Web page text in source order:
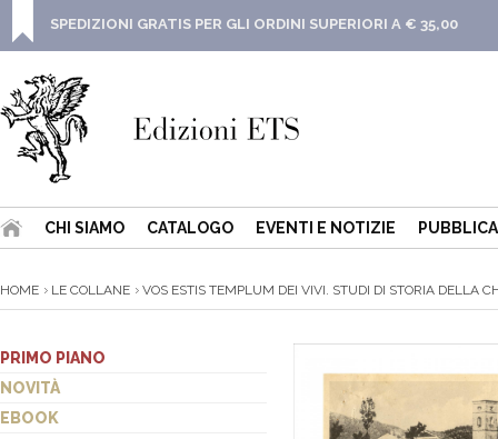
SPEDIZIONI GRATIS PER GLI ORDINI SUPERIORI A € 35,00
CHI SIAMO CATALOGO EVENTI E NOTIZIE
HOME LE COLLANE VOS ESTIS TEMPLUM DEI VIVI. STUDI DI STORIA DELLA
PRIMO PIANO
NOVITÀ
EBOOK